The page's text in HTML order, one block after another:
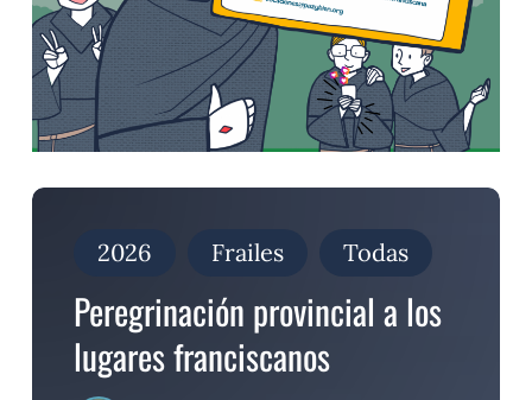
Peregrinación
franciscanos
2026 Frailes Todas
Peregrinación provincial a los
lugares franciscanos